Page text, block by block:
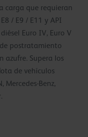
carga que requieran
/ E9 / E11 y API
Euro IV, Euro V
postratamiento
azufre. Supera los
de vehículos
Mercedes-Benz,